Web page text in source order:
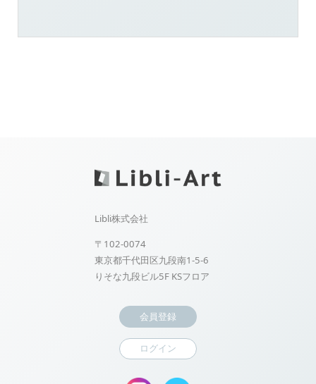
Libli株式会社
〒102-0074
東京都千代田区九段南1-5-6
りそな九段ビル5F KSフロア
会員登録
ログイン